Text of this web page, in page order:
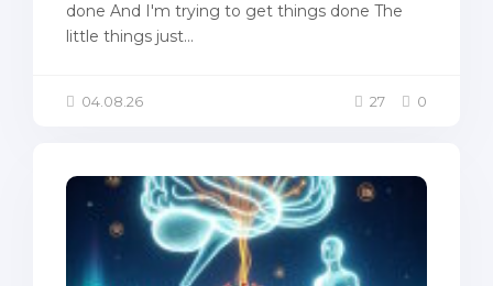
done And I'm trying to get things done The
little things just...
04.08.26 27 0